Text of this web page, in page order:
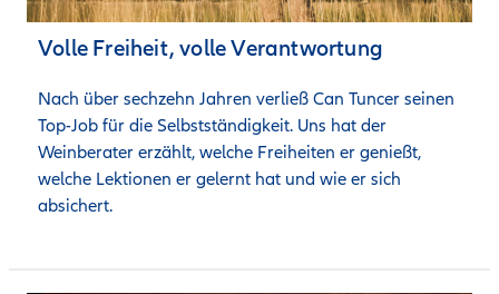
Volle Freiheit, volle Verantwortung
Nach über sechzehn Jahren verließ Can Tuncer seinen
Top-Job für die Selbstständigkeit. Uns hat der
Weinberater erzählt, welche Freiheiten er genießt,
welche Lektionen er gelernt hat und wie er sich
absichert.